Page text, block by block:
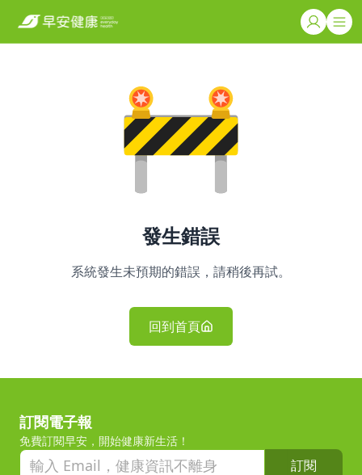
發生錯誤
系統發生未預期的錯誤，請稍後再試。
回到首頁
訂閱電子報
免費訂閱早安，開始健康新生活！
訂閱